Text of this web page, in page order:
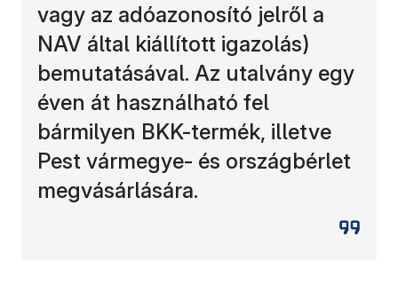
vagy az adóazonosító jelről a
NAV által kiállított igazolás)
bemutatásával. Az utalvány egy
éven át használható fel
bármilyen BKK-termék, illetve
Pest vármegye- és országbérlet
megvásárlására.